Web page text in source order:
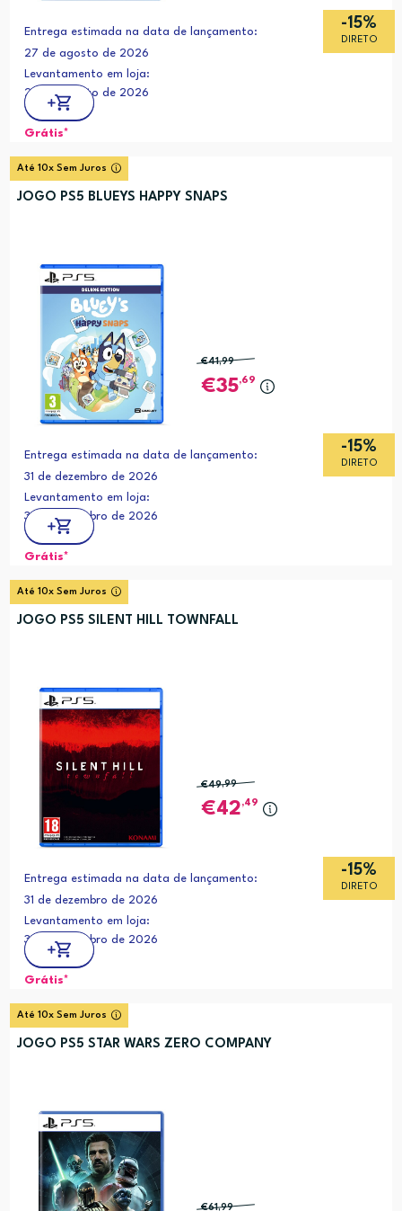
-15%
DIRETO
Entrega estimada na data de lançamento:
27 de agosto de 2026
Levantamento em loja:
27 de agosto de 2026
Grátis*
Até 10x Sem Juros
JOGO PS5 BLUEYS HAPPY SNAPS
-15%
DIRETO
€41,99
35,69
Entrega estimada na data de lançamento:
31 de dezembro de 2026
Levantamento em loja:
31 de dezembro de 2026
Grátis*
Até 10x Sem Juros
JOGO PS5 SILENT HILL TOWNFALL
-15%
DIRETO
€49,99
42,49
Entrega estimada na data de lançamento:
31 de dezembro de 2026
Levantamento em loja:
31 de dezembro de 2026
Grátis*
Até 10x Sem Juros
JOGO PS5 STAR WARS ZERO COMPANY
€61,99